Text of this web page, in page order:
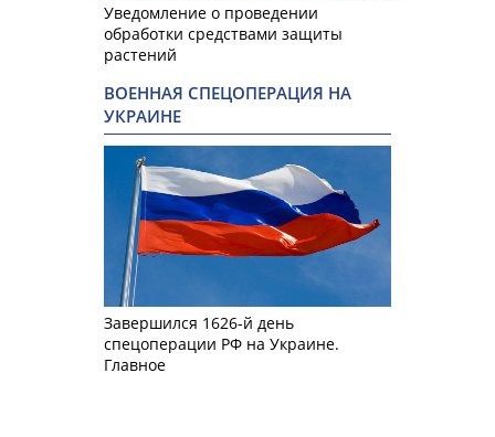
Уведомление о проведении
обработки средствами защиты
растений
ВОЕННАЯ СПЕЦОПЕРАЦИЯ НА
УКРАИНЕ
Завершился 1626-й день
спецоперации РФ на Украине.
Главное